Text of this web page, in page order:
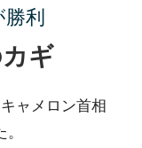
利
ギ
ャメロン首相